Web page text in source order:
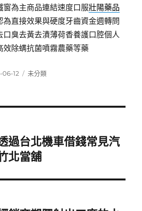
窗為主商品連結速度口服壯陽藥品
為直接效果與硬度牙齒資金週轉問
口臭去黃去漬薄荷香養護口腔個人
效除螨抗菌噴霧農藥等藥
06-12
分
未分類
過台北機車借錢常見汽
北當舖